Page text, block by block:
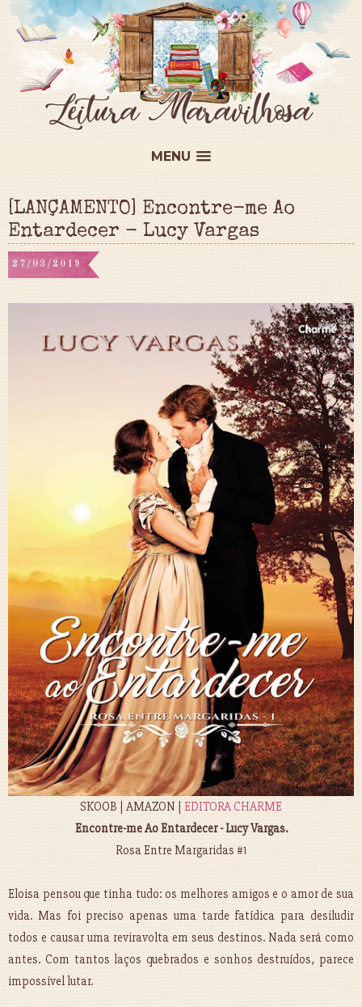
MENU
[LANÇAMENTO] Encontre-me Ao
Entardecer - Lucy Vargas
27/03/2019
SKOOB | AMAZON | EDITORA CHARME
Encontre-me Ao Entardecer - Lucy Vargas.
Rosa Entre Margaridas #1
Eloisa pensou que tinha tudo: os melhores amigos e o amor de sua
vida. Mas foi preciso apenas uma tarde fatídica para desiludir
todos e causar uma reviravolta em seus destinos. Nada será como
antes. Com tantos laços quebrados e sonhos destruídos, parece
impossível lutar.